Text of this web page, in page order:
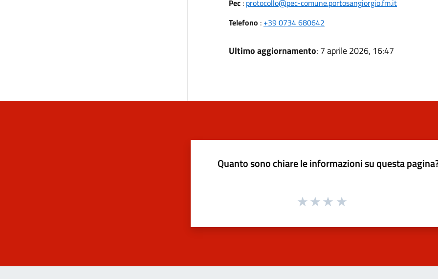
Pec: protocollo@pec-comune.portosangiorgio.fm.it
Telefono : +39 0734 680642
Ultimo aggiornamento: 7 aprile 2026, 16:47
Quanto sono chiare le informazioni su questa